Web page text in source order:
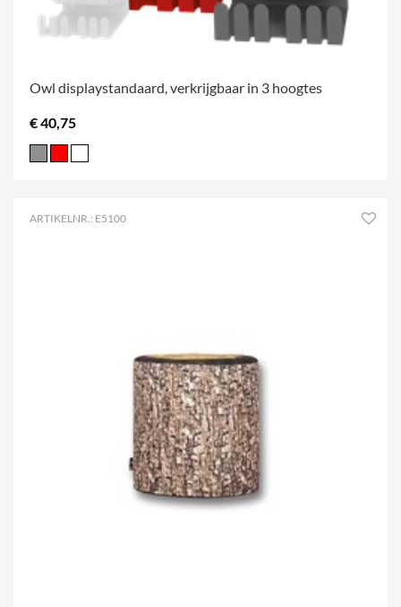
Owl displaystandaard, verkrijgbaar in 3 hoogtes
€ 40,75
ARTIKELNR.: E5100